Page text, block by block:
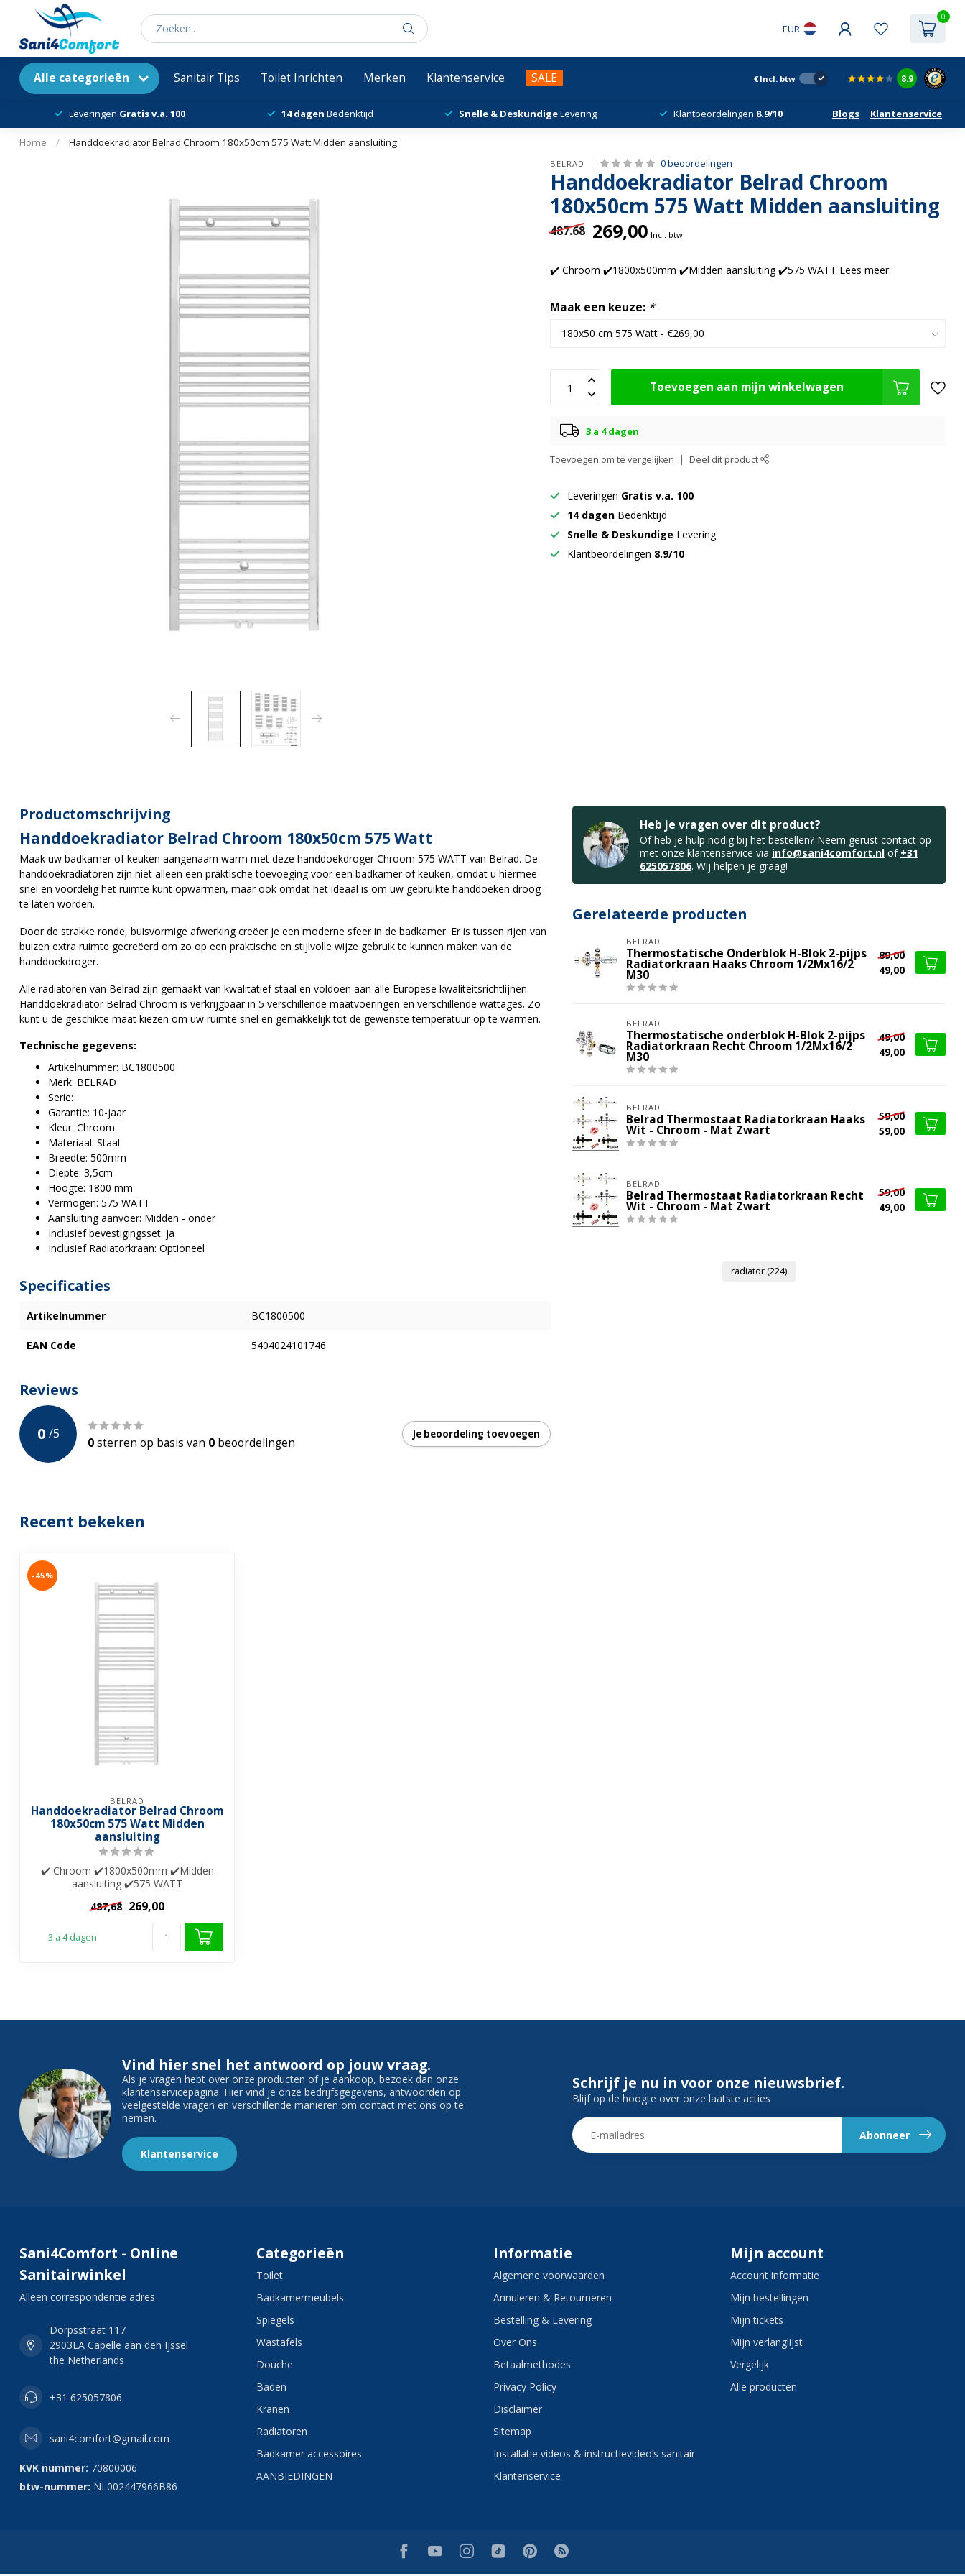
EUR
0
Alle categorieën Sanitair Tips Toilet Inrichten Merken Klantenservice SALE € Incl. btw 8.9
Leveringen Gratis v.a. 100 14 dagen Bedenktijd Snelle & DeskundigeLevering Klantbeordelingen 8.9/10 Blogs Klantenservice
Home / Handdoekradiator Belrad Chroom 180x50cm 575 Watt Midden aansluiting
BELRAD 0 beoordelingen
Handdoekradiator Belrad Chroom
180x50cm 575 Watt Midden aansluiting
487.68 269,00 Incl. btw
✔️ Chroom ✔️1800x500mm ✔️Midden aansluiting ✔️575 WATT Lees meer.
Maak een keuze: *
Toevoegen aan mijn winkelwagen
3 a 4 dagen
Toevoegen om te vergelijken Deel dit product
Leveringen Gratis v.a. 100
14 dagen Bedenktijd
Snelle & Deskundige Levering
Klantbeordelingen 8.9/10
Productomschrijving
Handdoekradiator Belrad Chroom 180x50cm 575 Watt
Maak uw badkamer of keuken aangenaam warm met deze handdoekdroger Chroom 575 WATT van Belrad. De
handdoekradiatoren zijn niet alleen een praktische toevoeging voor een badkamer of keuken, omdat u hiermee
snel en voordelig het ruimte kunt opwarmen, maar ook omdat het ideaal is om uw gebruikte handdoeken droog
te laten worden.
Door de strakke ronde, buisvormige afwerking creëer je een moderne sfeer in de badkamer. Er is tussen rijen van
buizen extra ruimte gecreëerd om zo op een praktische en stijlvolle wijze gebruik te kunnen maken van de
handdoekdroger.
Alle radiatoren van Belrad zijn gemaakt van kwalitatief staal en voldoen aan alle Europese kwaliteitsrichtlijnen.
Handdoekradiator Belrad Chroom is verkrijgbaar in 5 verschillende maatvoeringen en verschillende wattages. Zo
kunt u de geschikte maat kiezen om uw ruimte snel en gemakkelijk tot de gewenste temperatuur op te warmen.
Technische gegevens:
Artikelnummer: BC1800500
Merk: BELRAD
Serie:
Garantie: 10-jaar
Kleur: Chroom
Materiaal: Staal
Breedte: 500mm
Diepte: 3,5cm
Hoogte: 1800 mm
Vermogen: 575 WATT
Aansluiting aanvoer: Midden - onder
Inclusief bevestigingsset: ja
Inclusief Radiatorkraan: Optioneel
Specificaties
Artikelnummer BC1800500
EAN Code 5404024101746
Reviews
0 /5
0sterren op basis van 0 beoordelingen
Je beoordeling toevoegen
Heb je vragen over dit product?
Of heb je hulp nodig bij het bestellen? Neem gerust contact op
met onze klantenservice via info@sani4comfort.nl of +31
625057806. Wij helpen je graag!
Gerelateerde producten
BELRAD
Thermostatische Onderblok H-Blok 2-pijps
Radiatorkraan Haaks Chroom 1/2Mx16/2
M30
89,00
49,00
BELRAD
Thermostatische onderblok H-Blok 2-pijps
Radiatorkraan Recht Chroom 1/2Mx16/2
M30
49,00
49,00
BELRAD
Belrad Thermostaat Radiatorkraan Haaks
Wit - Chroom - Mat Zwart
59,00
59,00
BELRAD
Belrad Thermostaat Radiatorkraan Recht
Wit - Chroom - Mat Zwart
59,00
49,00
radiator(224)
Recent bekeken
-45%
BELRAD
Handdoekradiator Belrad Chroom
180x50cm 575 Watt Midden
aansluiting
✔️ Chroom ✔️1800x500mm ✔️Midden
aansluiting ✔️575 WATT
487,68 269,00
3 a 4 dagen
Vind hier snel het antwoord op jouw vraag.
Als je vragen hebt over onze producten of je aankoop, bezoek dan onze
klantenservicepagina. Hier vind je onze bedrijfsgegevens, antwoorden op
veelgestelde vragen en verschillende manieren om contact met ons op te
nemen.
Klantenservice
Schrijf je nu in voor onze nieuwsbrief.
Blijf op de hoogte over onze laatste acties
Abonneer
Sani4Comfort - Online
Sanitairwinkel
Alleen correspondentie adres
Dorpsstraat 117
2903LA Capelle aan den Ijssel
the Netherlands
+31 625057806
sani4comfort@gmail.com
KVK nummer: 70800006
btw-nummer: NL002447966B86
Categorieën
Toilet
Badkamermeubels
Spiegels
Wastafels
Douche
Baden
Kranen
Radiatoren
Badkamer accessoires
AANBIEDINGEN
Informatie
Algemene voorwaarden
Annuleren & Retourneren
Bestelling & Levering
Over Ons
Betaalmethodes
Privacy Policy
Disclaimer
Sitemap
Installatie videos & instructievideo’s sanitair
Klantenservice
Mijn account
Account informatie
Mijn bestellingen
Mijn tickets
Mijn verlanglijst
Vergelijk
Alle producten